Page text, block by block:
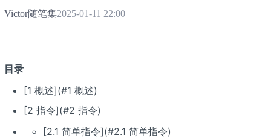
Victor随笔集2025-01-11 22:00
目录
[1 概述](#1 概述)
[2 指令](#2 指令)
[2.1 简单指令](#2.1 简单指令)